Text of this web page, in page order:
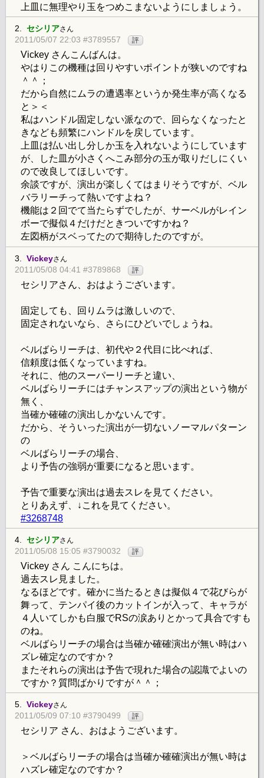
上皿に無理やり玉をつめこまないようにしましょう。
2. セシリアさん
2011/05/07 22:03 #3789557 評
Vickey さんこんばんは。
やはりこの機種は回りやすいポイントが狭いのですね
＾＾；
だから自然にムラの遭遇率というか発生率が高くなる
と＞＜
私はハンドル固定しない派なので、回らなくなったと
きなども頻繁にハンドルを戻しています。
上皿は払い出し分しか玉を入れないようにしています
が、した皿が小さくへこみ部分の玉が取りだしにくい
ので改良してほしいです。
余談ですが、演出が楽しくてはまりそうですが、ベル
バラリーチって熱いですよね？
機能は２回でて当たらずでしたが、サーベルがレイン
ボーで擬似４だけだときついですかね？
左図柄がスベってたので期待したのですが。
3. Vickeyさん
2011/05/08 04:41 #3789868 評
セシリアさん、おはようございます。
固定しても、回りムラは激しいので、
固定されないなら、さらにひどいでしょうね。
ベルばらリーチは、初代や２代目に比べれば、
信頼度は低くなっていますね。
それに、他のスーパーリーチと違い、
ベルばらリーチにはチャンスアップの演出という物が
無く、
当確か確確の演出しかないんです。
だから、そういった演出が一切ないノーマルパターン
の
ベルばらリーチの場合、
より予告の強弱が重要になると思います。
予告で重要な演出は過去スレを見てください。
とりあえず、↓これを見てください。
#3268748
4. セシリアさん
2011/05/08 15:05 #3790032 評
Vickey さん こんにちは。
過去スレ見ました。
なるほどです。確かに当たるときは擬似４で花びらが
舞って、テンパイ後のカットインが入って、キャラが
４人いてしかも白服でRSの涙ありとかって具合ですも
のね。
ベルばらリーチの場合は当確か確確演出が無い時はハ
ズレ確定なのですか？
またそれらの演出は予告で現れた場合の認識でよいの
ですか？質問ばかりですが＾＾；
5. Vickeyさん
2011/05/09 07:10 #3790499 評
セシリア さん、おはようございます。
＞ベルばらリーチの場合は当確か確確演出が無い時は
ハズレ確定なのですか？